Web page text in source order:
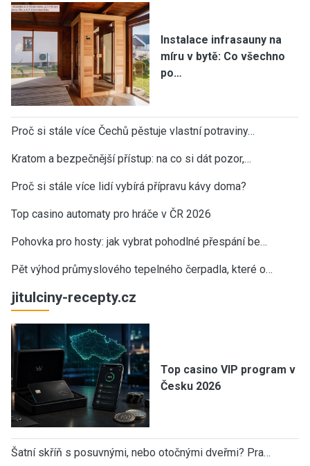
Instalace infrasauny na
míru v bytě: Co všechno
po…
Proč si stále více Čechů pěstuje vlastní potraviny…
Kratom a bezpečnější přístup: na co si dát pozor,…
Proč si stále více lidí vybírá přípravu kávy doma?
Top casino automaty pro hráče v ČR 2026
Pohovka pro hosty: jak vybrat pohodlné přespání be…
Pět výhod průmyslového tepelného čerpadla, které o…
jitulciny-recepty.cz
Top casino VIP program v
Česku 2026
Šatní skříň s posuvnými, nebo otočnými dveřmi? Pra…